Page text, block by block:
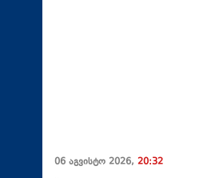
06 აგვისტო 2026, 20:32